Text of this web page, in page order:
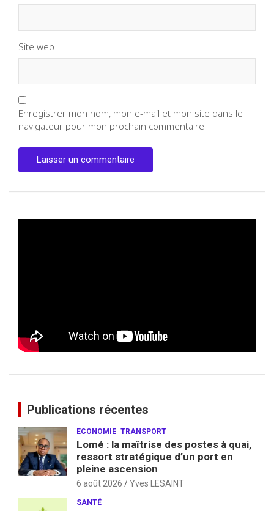
Site web
Enregistrer mon nom, mon e-mail et mon site dans le
navigateur pour mon prochain commentaire.
Publications récentes
ECONOMIE TRANSPORT
Lomé : la maîtrise des postes à quai,
ressort stratégique d’un port en
pleine ascension
6 août 2026 Yves LESAINT
SANTÉ